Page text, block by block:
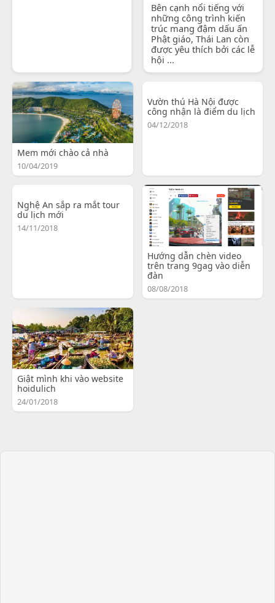
Bên cạnh nổi tiếng với
những công trình kiến
trúc mang đậm dấu ấn
Phật giáo, Thái Lan còn
được yêu thích bởi các lễ
hội ...
Mem mới chào cả nhà
10/04/2019
Vườn thú Hà Nội được
công nhận là điểm du lịch
04/12/2018
Nghệ An sắp ra mắt tour
du lịch mới
14/11/2018
Hướng dẫn chèn video
trên trang 9gag vào diễn
đàn
08/08/2018
Giật mình khi vào website
hoidulich
24/01/2018